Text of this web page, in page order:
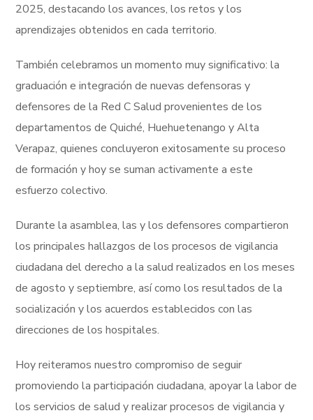
2025, destacando los avances, los retos y los
aprendizajes obtenidos en cada territorio.
También celebramos un momento muy significativo: la
graduación e integración de nuevas defensoras y
defensores de la Red C Salud provenientes de los
departamentos de Quiché, Huehuetenango y Alta
Verapaz, quienes concluyeron exitosamente su proceso
de formación y hoy se suman activamente a este
esfuerzo colectivo.
Durante la asamblea, las y los defensores compartieron
los principales hallazgos de los procesos de vigilancia
ciudadana del derecho a la salud realizados en los meses
de agosto y septiembre, así como los resultados de la
socialización y los acuerdos establecidos con las
direcciones de los hospitales.
Hoy reiteramos nuestro compromiso de seguir
promoviendo la participación ciudadana, apoyar la labor de
los servicios de salud y realizar procesos de vigilancia y